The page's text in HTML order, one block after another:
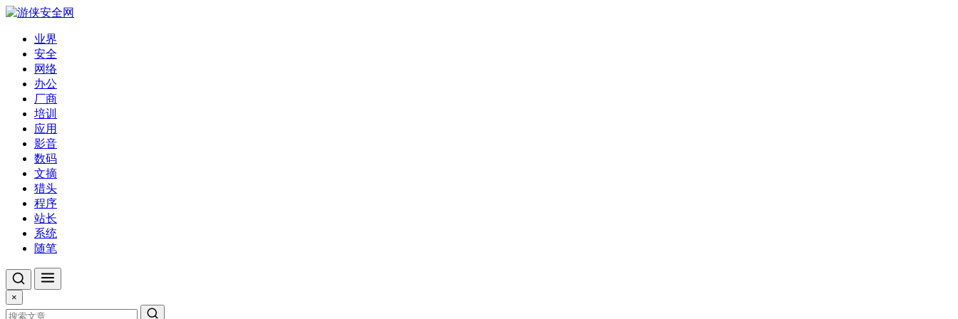
业界
安全
网络
办公
厂商
培训
应用
影音
数码
文摘
猎头
程序
站长
系统
随笔
×